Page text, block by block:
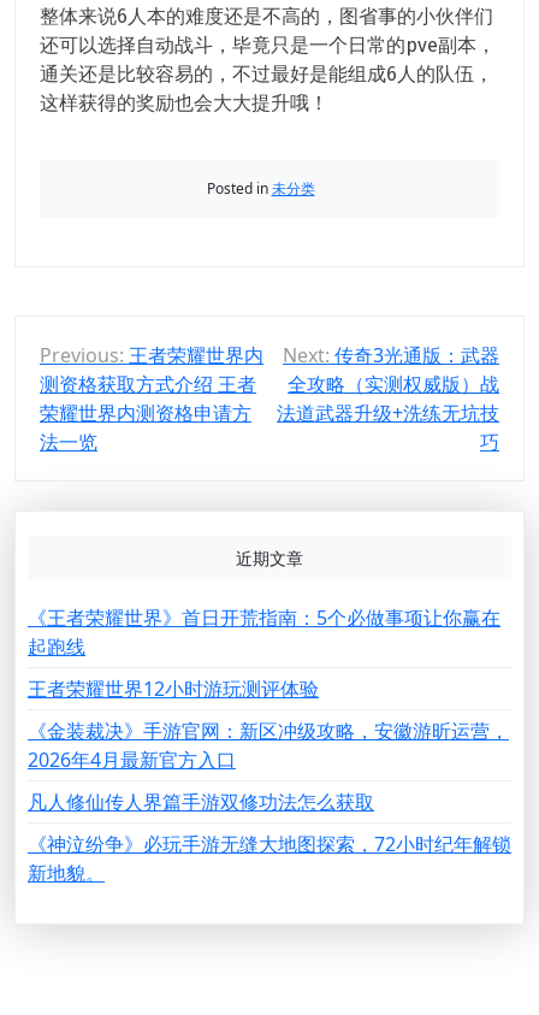
整体来说6人本的难度还是不高的，图省事的小伙伴们
还可以选择自动战斗，毕竟只是一个日常的pve副本，
通关还是比较容易的，不过最好是能组成6人的队伍，
这样获得的奖励也会大大提升哦！
Posted in未分类
文
章
导
航
Previous: 王者荣耀世界内
测资格获取方式介绍 王者
荣耀世界内测资格申请方
法一览
Next: 传奇3光通版：武器
全攻略（实测权威版）战
法道武器升级+洗练无坑技
巧
近期文章
《王者荣耀世界》首日开荒指南：5个必做事项让你赢在
起跑线
王者荣耀世界12小时游玩测评体验
《金装裁决》手游官网：新区冲级攻略，安徽游昕运营，
2026年4月最新官方入口
凡人修仙传人界篇手游双修功法怎么获取
《神泣纷争》必玩手游无缝大地图探索，72小时纪年解锁
新地貌。